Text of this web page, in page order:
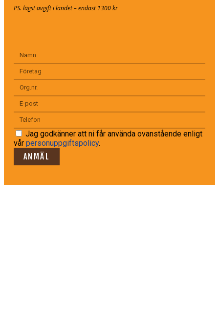
PS. lägst avgift i landet – endast 1300 kr
Jag godkänner att ni får använda ovanstående enligt
vår personuppgiftspolicy.
ANMÄL